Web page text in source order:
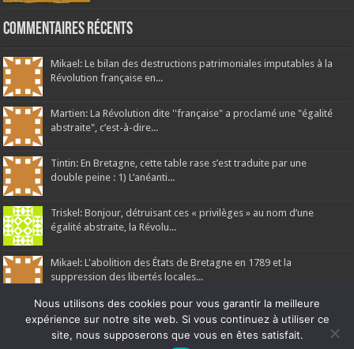
Commentaires récents
Mikael: Le bilan des destructions patrimoniales imputables à la
Révolution française en...
Martien: La Révolution dite ''française" a proclamé une "égalité
abstraite", c’est-à-dire...
Tintin: En Bretagne, cette table rase s’est traduite par une
double peine : 1) L’anéanti...
Triskel: Bonjour, détruisant ces « privilèges » au nom d’une
égalité abstraite, la Révolu...
Mikael: L'abolition des États de Bretagne en 1789 et la
suppression des libertés locales...
Nous utilisons des cookies pour vous garantir la meilleure
expérience sur notre site web. Si vous continuez à utiliser ce
site, nous supposerons que vous en êtes satisfait.